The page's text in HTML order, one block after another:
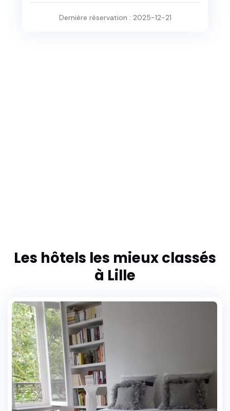
Dernière réservation : 2025-12-21
Les hôtels les mieux classés
à Lille